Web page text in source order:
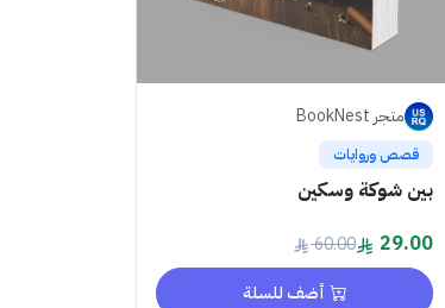
متجر BookNest
قصص وروايات
بين شوكة وسكين
29.00
60.00
أضف للسلة